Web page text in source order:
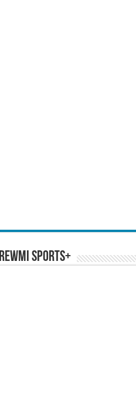
REWMI SPORTS+